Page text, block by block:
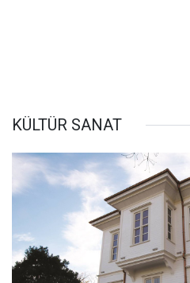
KÜLTÜR SANAT